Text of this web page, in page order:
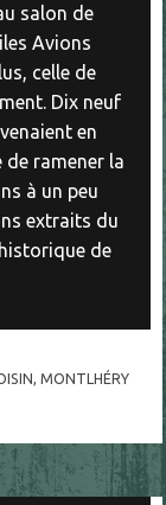
salon de
Avions
celle de
Dix neuf
en
de ramener la
à un peu
extraits du
de
,MONTLHÉRY